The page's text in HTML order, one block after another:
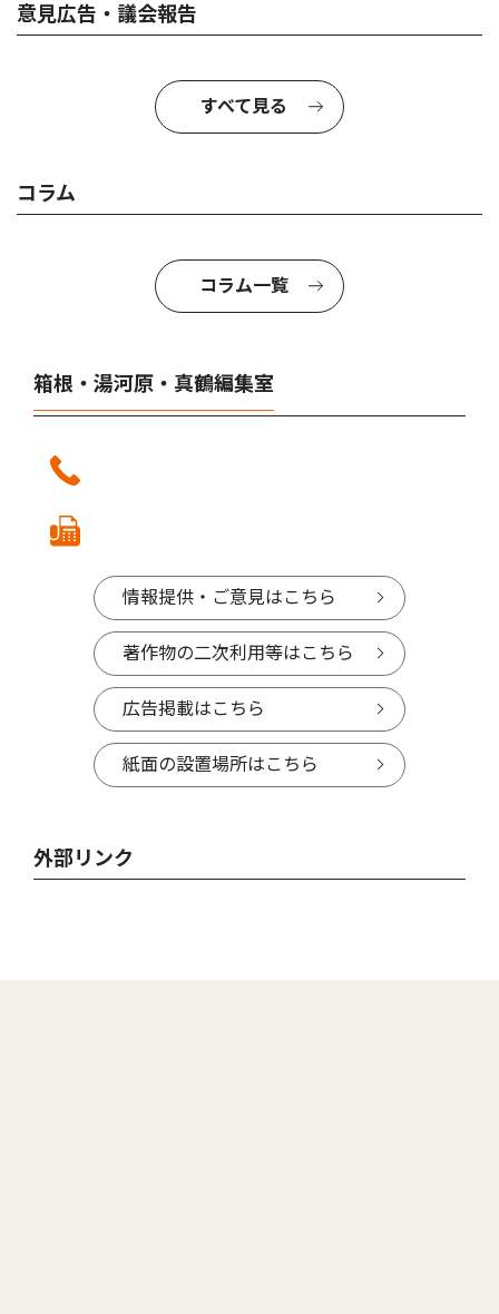
意見広告・議会報告
すべて見る
コラム
コラム一覧
箱根・湯河原・真鶴編集室
情報提供・ご意見はこちら
著作物の二次利用等はこちら
広告掲載はこちら
紙面の設置場所はこちら
外部リンク